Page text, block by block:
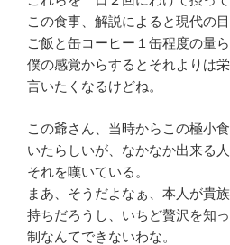
この食事、解説によると現代の
ご飯と缶コーヒー１缶程度の量
僕の感覚からするとそれよりは
言いたくなるけどね。
この爺さん、当時からこの極小
いたらしいが、なかなか出来る
それを嘆いている。
まあ、そうだよなぁ、本人が貴
持ちだろうし、いちど贅沢を知
制なんてできないわな。